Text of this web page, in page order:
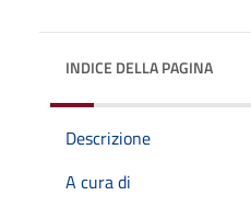
INDICE DELLA PAGINA
Descrizione
A cura di